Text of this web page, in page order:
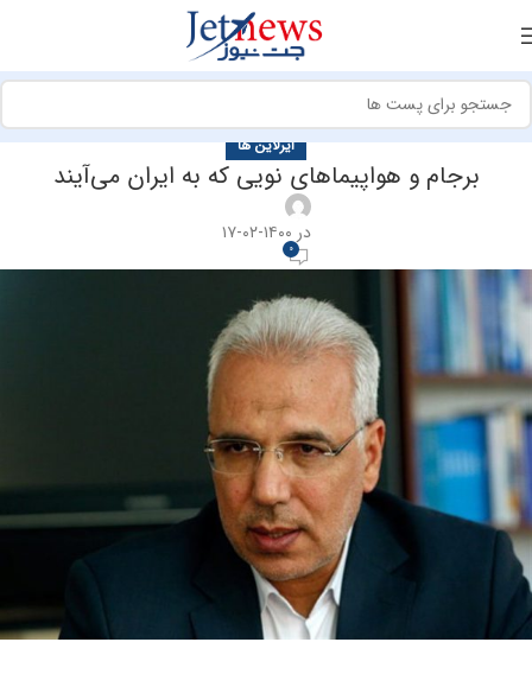
ایرلاین ها
برجام و هواپیماهای نویی که به ایران می‌آیند
در ۱۴۰۰-۰۲-۱۷
0